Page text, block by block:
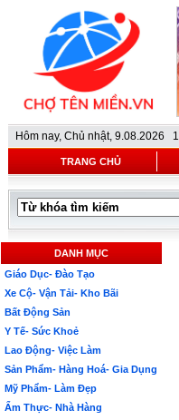
Hôm nay, Chủ nhật, 9.08.2026
TRANG CHỦ
DANH MỤC
Giáo Dục- Đào Tạo
Xe Cộ- Vận Tải- Kho Bãi
Bất Động Sản
Y Tế- Sức Khoẻ
Lao Động- Việc Làm
Sản Phẩm- Hàng Hoá- Gia Dụng
Mỹ Phẩm- Làm Đẹp
Ẩm Thực- Nhà Hàng